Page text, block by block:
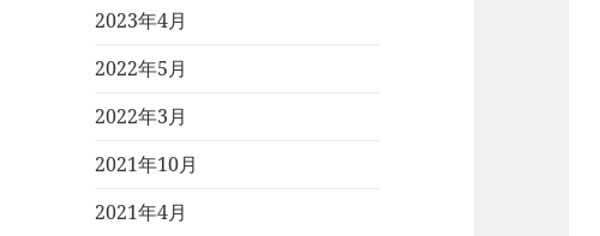
2023年4月
2022年5月
2022年3月
2021年10月
2021年4月